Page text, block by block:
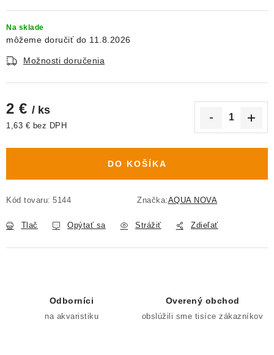
Na sklade
11.8.2026
Možnosti doručenia
2 € / ks
1,63 € bez DPH
DO KOŠÍKA
Kód tovaru: 5144 Značka:AQUA NOVA
Tlač Opýtať sa Strážiť Zdieľať
Odborníci
na akvaristiku
Overený obchod
obslúžili sme tisíce zákazníkov